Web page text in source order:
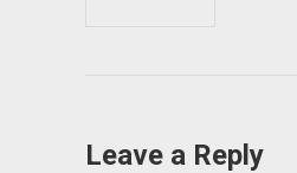
Leave a Reply